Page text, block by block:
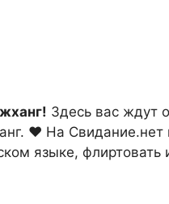
Здесь вас ждут
❤ На Свидание.нет
языке,